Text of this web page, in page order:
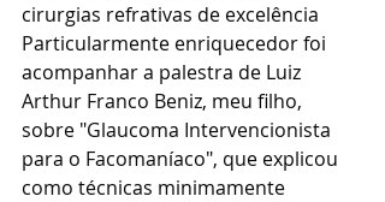
cirurgias refrativas de excelência
Particularmente enriquecedor foi
acompanhar a palestra de Luiz
Arthur Franco Beniz, meu filho,
sobre "Glaucoma Intervencionista
para o Facomaníaco", que explicou
como técnicas minimamente